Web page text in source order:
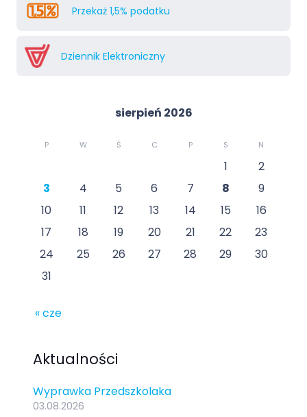
Przekaż 1,5% podatku
Dziennik Elektroniczny
sierpień 2026
P W Ś C P S N
1
2
3
4 5 6 7 8
9
10
11 12 13 14 15
16
17
18 19 20 21 22
23
24
25 26 27 28 29
30
31
« cze
Aktualności
Wyprawka Przedszkolaka
03.08.2026